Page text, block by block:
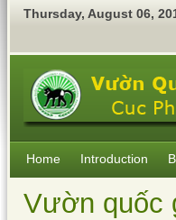
Thursday, August 06,
Home Introduction
Vườn quốc